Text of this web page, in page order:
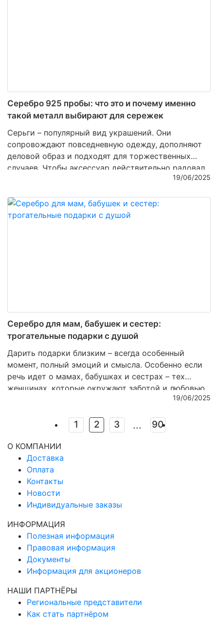
Серебро 925 пробы: что это и почему именно
такой металл выбирают для сережек
Серьги – популярный вид украшений. Они
сопровождают повседневную одежду, дополняют
деловой образ и подходят для торжественных
случаев. Чтобы аксессуар действительно радовал,
важно учитывать не только форму и стиль, но и
часто встречается отметка925 пробы
на клейме не случайна – она многое говорит о
19/06/2025
Серебро для мам, бабушек и сестер:
трогательные подарки с душой
Дарить подарки близким – всегда особенный
момент, полный эмоций и смысла. Особенно если
речь идет о мамах, бабушках и сестрах – тех
женщинах, которые окружают заботой и любовью,
поддерживают и вдохновляют. В такие моменты
внимания, а отражением теплого отношения,
нежности и признательности. Ведь для родных не
важна цена, им важны чувства. Серебро – один из
тех редких материалов, который способен
передать эти эмоции. Оно говорит без слов.
19/06/2025
1 2 3 ... 90
О КОМПАНИИ
Доставка
Оплата
Контакты
Новости
Индивидуальные заказы
ИНФОРМАЦИЯ
Полезная информация
Правовая информация
Документы
Информация для акционеров
НАШИ ПАРТНЁРЫ
Региональные представители
Как стать партнёром